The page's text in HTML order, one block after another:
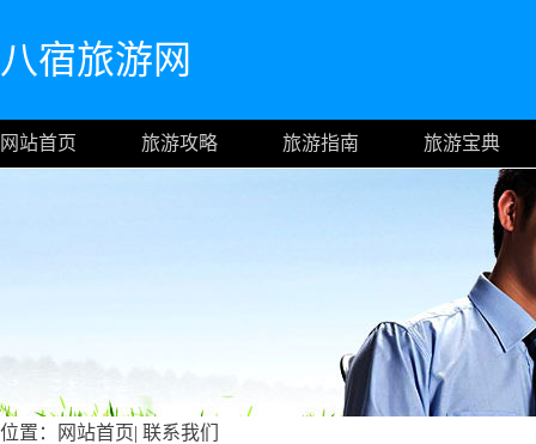
八宿旅游网
网站首页 旅游攻略 旅游指南 旅游宝典
位置： 网站首页| 联系我们